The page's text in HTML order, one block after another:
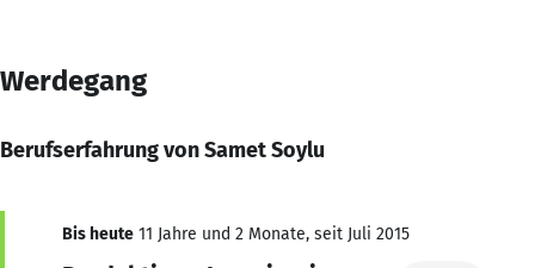
Werdegang
Berufserfahrung von Samet Soylu
Bis heute 11 Jahre und 2 Monate, seit Juli 2015